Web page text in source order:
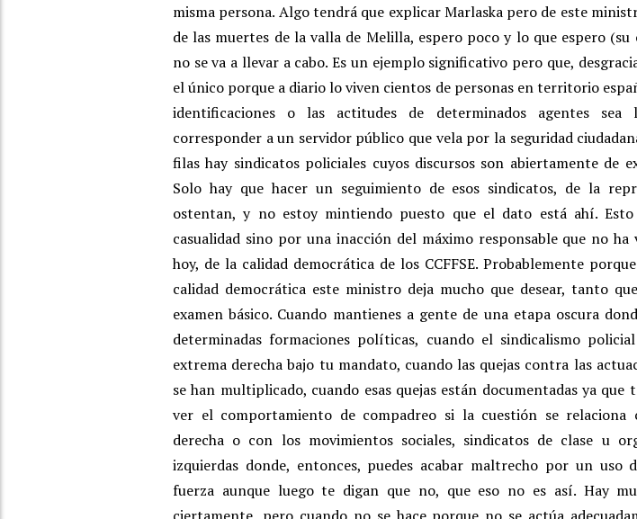
misma persona. Algo tendrá que explicar Marlaska pero de este
de las muertes de la valla de Melilla, espero poco y lo que espero (su
no se va a llevar a cabo. Es un ejemplo significativo pero que,
el único porque a diario lo viven cientos de personas en territorio
identificaciones o las actitudes de determinados agentes sea
corresponder a un servidor público que vela por la seguridad
filas hay sindicatos policiales cuyos discursos son abiertamente de
Solo hay que hacer un seguimiento de esos sindicatos, de la
ostentan, y no estoy mintiendo puesto que el dato está ahí.
casualidad sino por una inacción del máximo responsable que no ha
hoy, de la calidad democrática de los CCFFSE. Probablemente
calidad democrática este ministro deja mucho que desear, tanto
examen básico. Cuando mantienes a gente de una etapa oscura
determinadas formaciones políticas, cuando el sindicalismo
extrema derecha bajo tu mandato, cuando las quejas contra las
se han multiplicado, cuando esas quejas están documentadas ya que
ver el comportamiento de compadreo si la cuestión se relaciona
derecha o con los movimientos sociales, sindicatos de clase u
izquierdas donde, entonces, puedes acabar maltrecho por un uso
fuerza aunque luego te digan que no, que eso no es así. Hay